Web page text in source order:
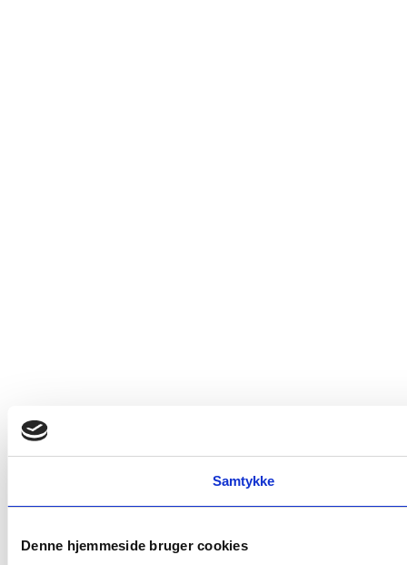
Samtykke
Denne hjemmeside bruger cookies